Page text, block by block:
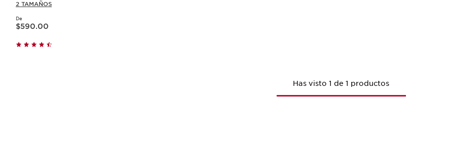
2 TAMAÑOS
De
Precio actual $590.00
$590.00
Has visto 1 de 1 productos